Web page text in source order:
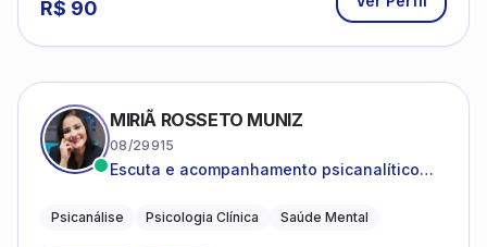
R$ 90
MIRIÃ ROSSETO MUNIZ
08/29915
Escuta e acompanhamento psicanalítico
Psicanálise Psicologia Clínica Saúde Mental